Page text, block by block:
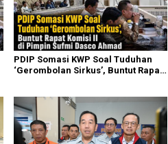
PDIP Somasi KWP Soal Tuduhan
‘Gerombolan Sirkus’, Buntut Rapat